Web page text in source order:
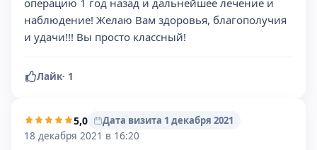
операцию 1 год назад и дальнейшее лечение и
наблюдение! Желаю Вам здоровья, благополучия
и удачи!!! Вы просто классный!
Лайк· 1
5,0
Дата визита 1 декабря 2021
18 декабря 2021 в 16:20